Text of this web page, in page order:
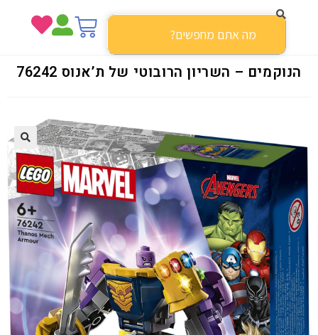
– השריון הרובוטי של ת’אנוס 76242